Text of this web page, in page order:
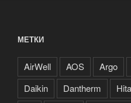
МЕТКИ
AirWell AOS Argo
Daikin
Dantherm